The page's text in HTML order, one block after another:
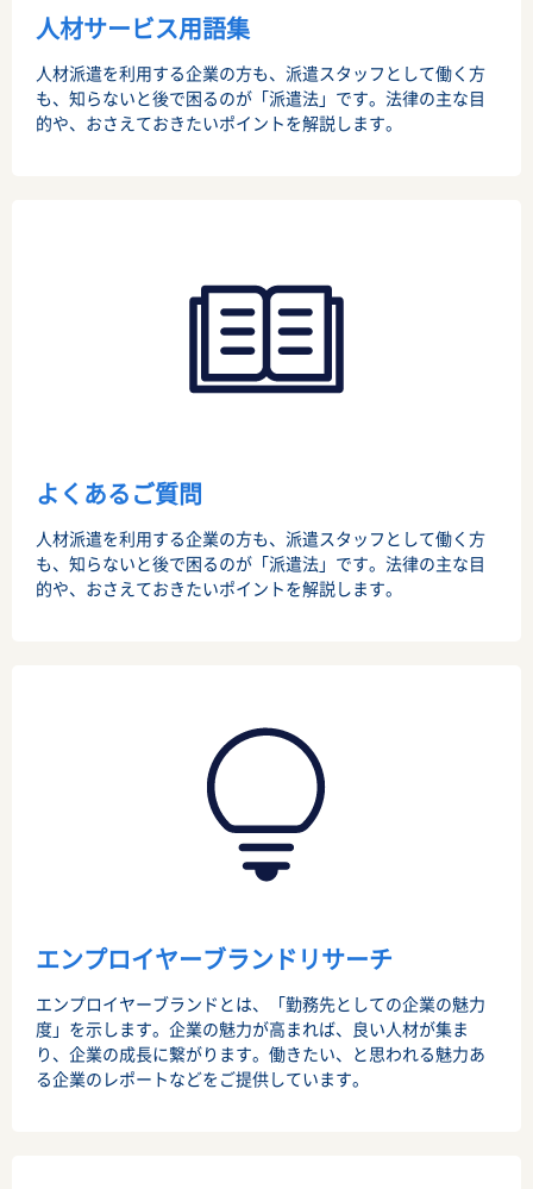
人材サービス用語集
人材派遣を利用する企業の方も、派遣スタッフとして働く方
も、知らないと後で困るのが「派遣法」です。法律の主な目
的や、おさえておきたいポイントを解説します。
よくあるご質問
人材派遣を利用する企業の方も、派遣スタッフとして働く方
も、知らないと後で困るのが「派遣法」です。法律の主な目
的や、おさえておきたいポイントを解説します。
エンプロイヤーブランドリサーチ
エンプロイヤーブランドとは、「勤務先としての企業の魅力
度」を示します。 企業の魅力が高まれば、良い人材が集ま
り、企業の成長に繋がります。 働きたい、と思われる魅力あ
る企業のレポートなどをご提供しています。